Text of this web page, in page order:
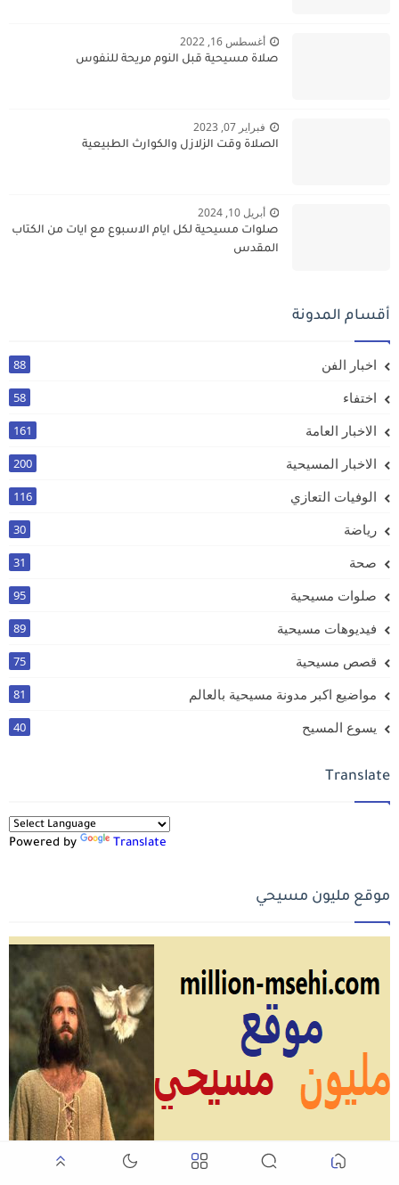
أغسطس 16, 2022
صلاة مسيحية قبل النوم مريحة للنفوس
فبراير 07, 2023
الصلاة وقت الزلازل والكوارث الطبيعية
أبريل 10, 2024
صلوات مسيحية لكل ايام الاسبوع مع ايات من الكتاب
المقدس
أقسام المدونة
اخبار الفن 88
اختفاء 58
الاخبار العامة 161
الاخبار المسيحية 200
الوفيات التعازي 116
رياضة 30
صحة 31
صلوات مسيحية 95
فيديوهات مسيحية 89
قصص مسيحية 75
مواضيع اكبر مدونة مسيحية بالعالم 81
يسوع المسيح 40
Translate
Powered by Translate
موقع مليون مسيحي